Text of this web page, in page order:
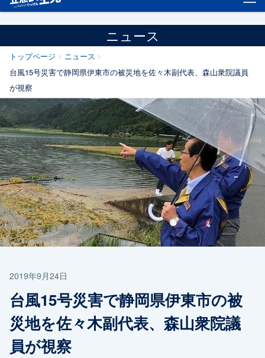
ニュース
トップページ
ニュース
台風15号災害で静岡県伊東市の被災地を佐々木副代表、森山衆院議員
が視察
2019年9月24日
台風15号災害で静岡県伊東市の被
災地を佐々木副代表、森山衆院議
員が視察